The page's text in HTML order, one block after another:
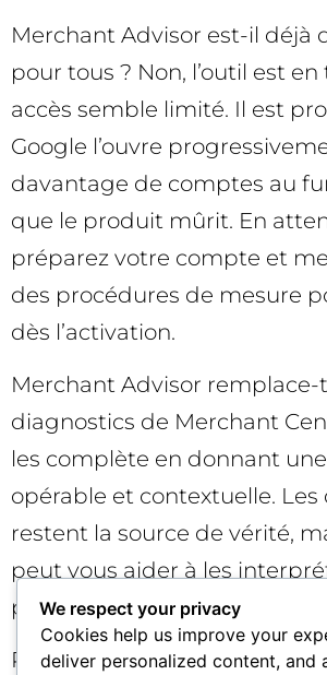
Merchant Advisor est-il déjà
pour tous ? Non, l’outil est
accès semble limité. Il est
Google l’ouvre
davantage de comptes au
que le produit mûrit. En
préparez votre compte et
des procédures de mesure
dès l’activation.
Merchant Advisor remplace-
diagnostics de Merchant
les complète en donnant
opérable et contextuelle.
restent la source de vérité,
peut vous aider à les
passer à l’action plus vite.
Peut-on se fier aux
We respect your privacy
Cookies help us improve your
deliver personalized content, and